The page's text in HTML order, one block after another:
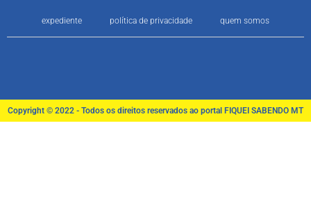
expediente política de privacidade quem somos
Copyright © 2022 - Todos os direitos reservados ao portal FIQUEI SABENDO MT